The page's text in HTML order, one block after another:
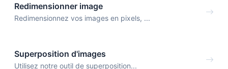
Redimensionner image
Redimensionnez vos images en pixels, ...
Superposition d'images
Utilisez notre outil de superposition...